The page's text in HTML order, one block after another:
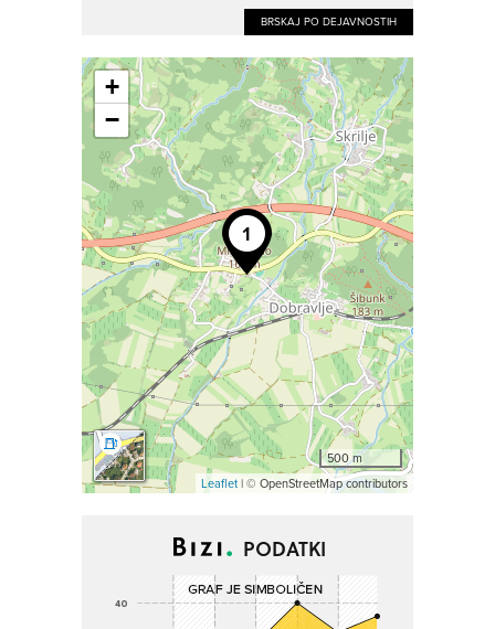
BRSKAJ PO DEJAVNOSTIH
+
−
500 m
Leaflet| © OpenStreetMap contributors
PODATKI